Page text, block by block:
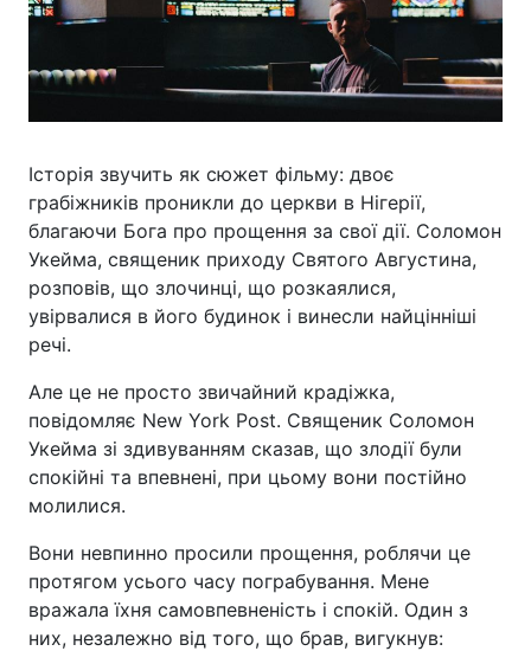
Історія звучить як сюжет фільму: двоє
грабіжників проникли до церкви в Нігерії,
благаючи Бога про прощення за свої дії. Соломон
Укейма, священик приходу Святого Августина,
розповів, що злочинці, що розкаялися,
увірвалися в його будинок і винесли найцінніші
речі.
Але це не просто звичайний крадіжка,
повідомляє New York Post. Священик Соломон
Укейма зі здивуванням сказав, що злодії були
спокійні та впевнені, при цьому вони постійно
молилися.
Вони невпинно просили прощення, роблячи це
протягом усього часу пограбування. Мене
вражала їхня самовпевненість і спокій. Один з
них, незалежно від того, що брав, вигукнув: